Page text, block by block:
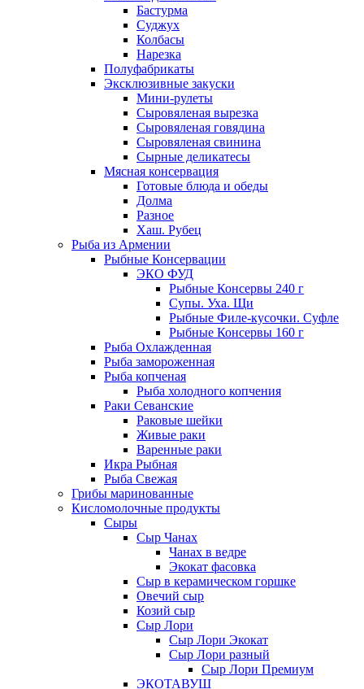
Бастурма
Суджух
Колбасы
Нарезка
Полуфабрикаты
Эксклюзивные закуски
Мини-рулеты
Сыровяленая вырезка
Сыровяленая говядина
Сыровяленая свинина
Сырные деликатесы
Мясная консервация
Готовые блюда и обеды
Долма
Разное
Хаш. Рубец
Рыба из Армении
Рыбные Консервации
ЭКО ФУД
Рыбные Консервы 240 г
Супы. Уха. Щи
Рыбные Филе-кусочки. Суфле
Рыбные Консервы 160 г
Рыба Охлажденная
Рыба замороженная
Рыба копченая
Рыба холодного копчения
Раки Севанские
Раковые шейки
Живые раки
Варенные раки
Икра Рыбная
Рыба Свежая
Грибы маринованные
Кисломолочные продукты
Сыры
Сыр Чанах
Чанах в ведре
Экокат фасовка
Сыр в керамическом горшке
Овечий сыр
Козий сыр
Сыр Лори
Сыр Лори Экокат
Сыр Лори разный
Сыр Лори Премиум
ЭКОТАВУШ